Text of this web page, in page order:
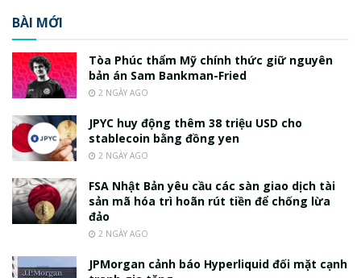
BÀI MỚI
Tòa Phúc thẩm Mỹ chính thức giữ nguyên
bản án Sam Bankman-Fried
2 NGÀY AGO
JPYC huy động thêm 38 triệu USD cho
stablecoin bằng đồng yen
2 NGÀY AGO
FSA Nhật Bản yêu cầu các sàn giao dịch tài
sản mã hóa trì hoãn rút tiền để chống lừa
đảo
2 NGÀY AGO
JPMorgan cảnh báo Hyperliquid đối mặt cạnh